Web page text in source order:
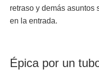
retraso y demás asuntos
en la entrada.
Épica por un